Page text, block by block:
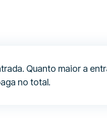
Quanto maior a
no total.